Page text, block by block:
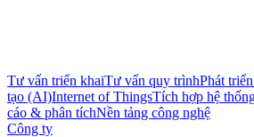
Tư vấn triển khaiTư vấn quy trìnhPhát
tạo (AI)Internet of ThingsTích hợp hệ
cáo & phân tíchNền tảng công nghệ
Công ty